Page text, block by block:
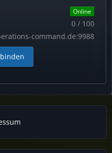
Online
0 / 100
command.de:9988